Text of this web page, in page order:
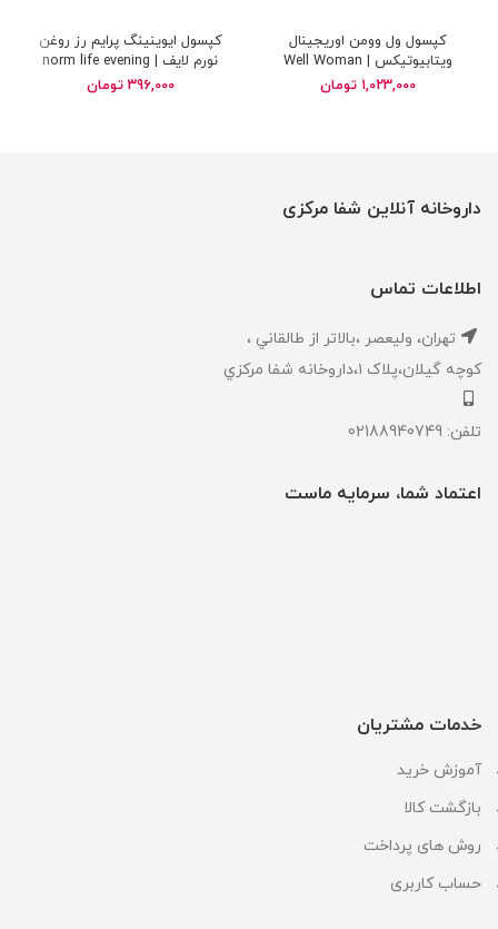
کپسول ول وومن اوریجینال
ویتابیوتیکس | Well Woman
Original Vitabiotics
1,023,000 تومان
کپسول ایوینینگ پرایم رز روغن
نورم لایف | norm life evening
primrose oil
396,000 تومان
داروخانه آنلاین شفا مرکزی
اطلاعات تماس
تهران، ‎وليعصر ،بالاتر از طالقاني ،
كوچه گيلان،پلاک ۱،داروخانه شفا مركزي
تلفن: 02188940749
اعتماد شما، سرمایه ماست
خدمات مشتریان
آموزش خرید
بازگشت کالا
روش های پرداخت
حساب کاربری